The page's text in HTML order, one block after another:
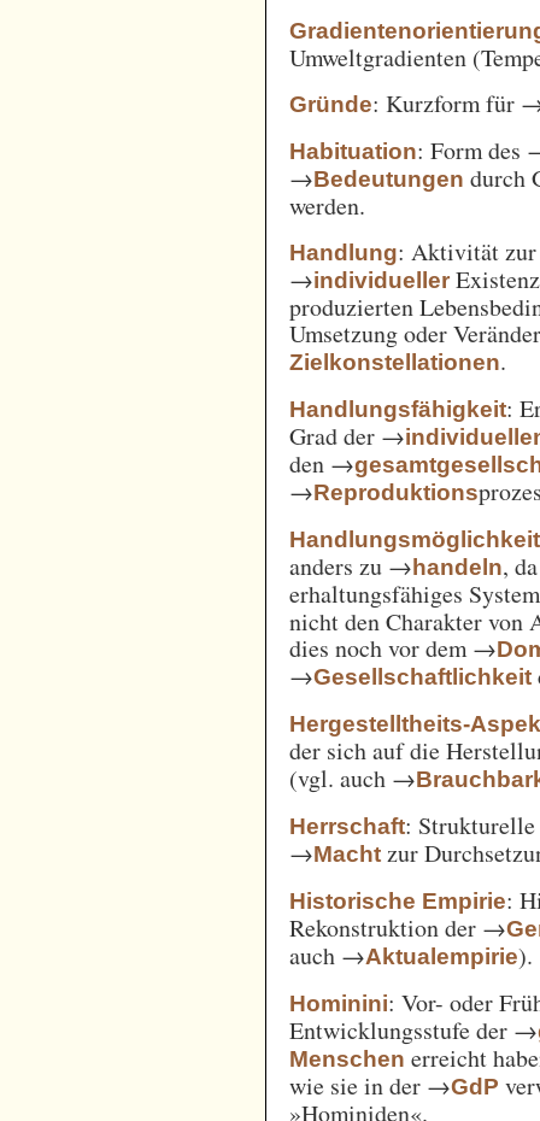
Umweltgradienten
Gründe: Kurzform für
Habituation: Form des
→Bedeutungen durch
werden.
Handlung: Aktivität zur
→individueller
produzierten
Umsetzung oder
Zielkonstellationen.
Handlungsfähigkeit:
Grad der →
den →
→Reproduktions
Handlungsmöglichkeit
anders zu →handeln,
erhaltungsfähiges
nicht den Charakter von
dies noch vor dem →
→Gesellschaftlichkeit
Hergestelltheits-
der sich auf die
(vgl. auch →
Herrschaft: Strukturelle
→Macht zur
Historische Empirie:
Rekonstruktion der →
auch →Aktualempirie).
Hominini: Vor- oder
Entwicklungsstufe der →
Menschen erreicht
wie sie in der →GdP
»Hominiden«.